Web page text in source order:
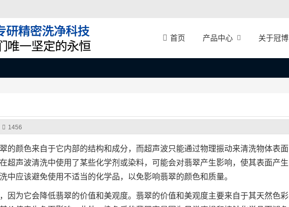
首页 产品中心 关于冠博
1456
的颜色来自于它内部的结构和成分，而超声波只能通过物理振动来清洗物体表面
超声波清洗中使用了某些化学剂或染料，可能会对翡翠产生影响，使其表面产生
中应该避免使用不适当的化学品，以免影响翡翠的颜色和质量。
因为它会降低翡翠的价值和美观度。翡翠的价值和美观度主要来自于其天然色彩